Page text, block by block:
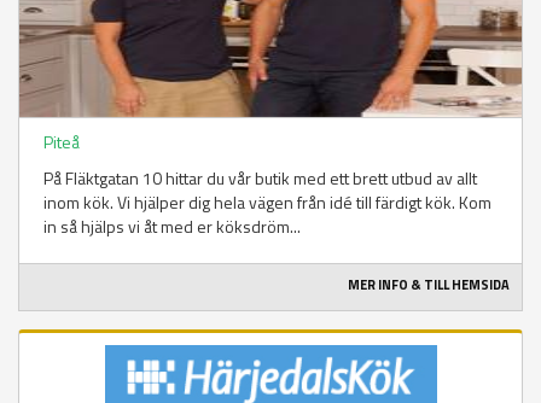
Piteå
På Fläktgatan 10 hittar du vår butik med ett brett utbud av allt
inom kök. Vi hjälper dig hela vägen från idé till färdigt kök. Kom
in så hjälps vi åt med er köksdröm...
MER INFO & TILL HEMSIDA